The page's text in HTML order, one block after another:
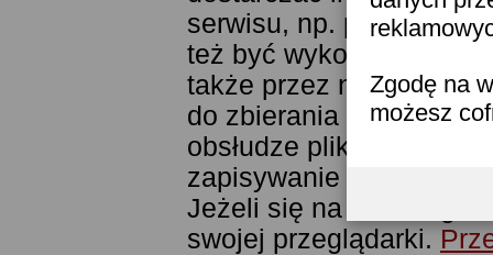
Zgodę na
możesz
serwisu, np. poprzez
też być
także przez narzędzie
do zbierania statystyk.
obsłudze plików
zapisywanie ich w
Jeżeli się na to nie
swojej przeglądarki.